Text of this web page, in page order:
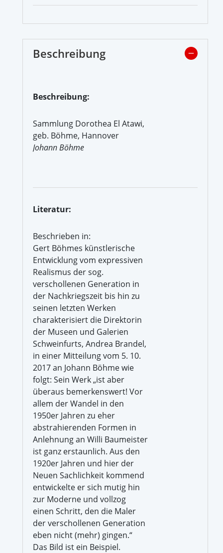
Beschreibung
Beschreibung:
Sammlung Dorothea El Atawi,
geb. Böhme, Hannover
Johann Böhme
Literatur:
Beschrieben in:
Gert Böhmes künstlerische
Entwicklung vom expressiven
Realismus der sog.
verschollenen Generation in
der Nachkriegszeit bis hin zu
seinen letzten Werken
charakterisiert die Direktorin
der Museen und Galerien
Schweinfurts, Andrea Brandel,
in einer Mitteilung vom 5. 10.
2017 an Johann Böhme wie
folgt: Sein Werk „ist aber
überaus bemerkenswert! Vor
allem der Wandel in den
1950er Jahren zu eher
abstrahierenden Formen in
Anlehnung an Willi Baumeister
ist ganz erstaunlich. Aus den
1920er Jahren und hier der
Neuen Sachlichkeit kommend
entwickelte er sich mutig hin
zur Moderne und vollzog
einen Schritt, den die Maler
der verschollenen Generation
eben nicht (mehr) gingen.“
Das Bild ist ein Beispiel.